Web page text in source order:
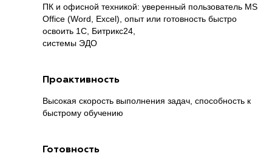
ПК и офисной техникой: уверенный пользователь MS
Office (Word, Excel), опыт или готовность быстро
освоить 1С, Битрикс24,
системы ЭДО
Проактивность
Высокая скорость выполнения задач, способность к
быстрому обучению
Готовность